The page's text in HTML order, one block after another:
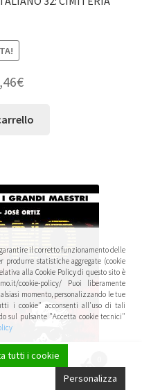
€
il corretto funzionamento delle
statistiche aggregate (cookie
alla Cookie Policy di questo sito è
cookie-policy/ Puoi liberamente
momento, personalizzando le tue
i cookie" acconsenti all'uso di tali
sul pulsante "Accetta cookie tecnici"
tutti i cookie
Personalizza